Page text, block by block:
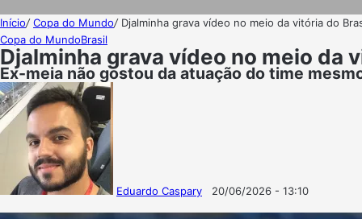
Início/Copa do Mundo/ Djalminha grava vídeo no meio da vitória do
Copa do MundoBrasil
Djalminha grava vídeo no meio da
Ex-meia não gostou da atuação do time
Eduardo Caspary
Follow
on
Mande
um
20/06/2026 - 13:10